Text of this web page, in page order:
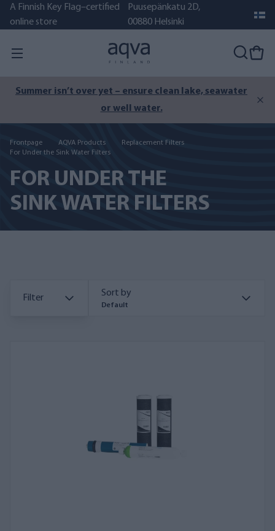
A Finnish Key Flag–certified
online store
Puusepänkatu 2D,
00880 Helsinki
Summer isn’t over yet – ensure clean lake, seawater
or well water.
Frontpage AQVA Products
Replacement Filters
For Under the Sink Water Filters
FOR UNDER THE
SINK WATER FILTERS
Filter Sort by
Default